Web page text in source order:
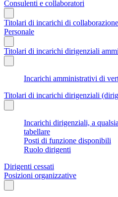
Consulenti e collaboratori
Titolari di incarichi di
Personale
Titolari di incarichi dirigenziali
Incarichi amministrativi di
Titolari di incarichi dirigenziali
Incarichi dirigenziali, a
tabellare
Posti di funzione disponibili
Ruolo dirigenti
Dirigenti cessati
Posizioni organizzative